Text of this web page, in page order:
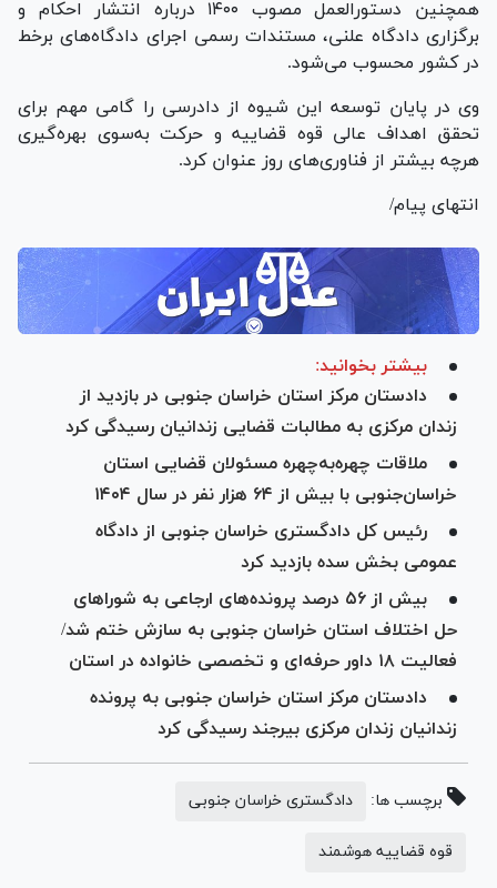
همچنین دستورالعمل مصوب ۱۴۰۰ درباره انتشار احکام و
برگزاری دادگاه علنی، مستندات رسمی اجرای دادگاه‌های برخط
در کشور محسوب می‌شود.
وی در پایان توسعه این شیوه از دادرسی را گامی مهم برای
تحقق اهداف عالی قوه قضاییه و حرکت به‌سوی بهره‌گیری
هرچه بیشتر از فناوری‌های روز عنوان کرد.
انتهای پیام/
بیشتر بخوانید:
دادستان مرکز استان خراسان جنوبی در بازدید از
زندان مرکزی به مطالبات قضایی زندانیان رسیدگی کرد
ملاقات چهره‌به‌چهره مسئولان قضایی استان
خراسان‌جنوبی با بیش از ۶۴ هزار نفر در سال ۱۴۰۴
رئیس کل دادگستری خراسان جنوبی از دادگاه
عمومی بخش سده بازدید کرد
بیش از ۵۶ درصد پرونده‌های ارجاعی به شوراهای
حل اختلاف استان خراسان جنوبی به سازش ختم شد/
فعالیت ۱۸ داور حرفه‌ای و تخصصی خانواده در استان
دادستان مرکز استان خراسان جنوبی به پرونده
زندانیان زندان مرکزی بیرجند رسیدگی کرد
برچسب ها: دادگستری خراسان جنوبی
قوه قضاییه هوشمند